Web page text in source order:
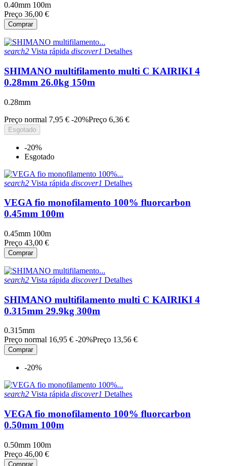
0.40mm 100m
Preço 36,00 €
Comprar
search2 Vista rápida discover1 Detalhes
SHIMANO multifilamento multi C KAIRIKI 4
0.28mm 26.0kg 150m
0.28mm
Preço normal 7,95 € -20%Preço 6,36 €
Esgotado
-20%
Esgotado
search2 Vista rápida discover1 Detalhes
VEGA fio monofilamento 100% fluorcarbon
0.45mm 100m
0.45mm 100m
Preço 43,00 €
Comprar
search2 Vista rápida discover1 Detalhes
SHIMANO multifilamento multi C KAIRIKI 4
0.315mm 29.9kg 300m
0.315mm
Preço normal 16,95 € -20%Preço 13,56 €
Comprar
-20%
search2 Vista rápida discover1 Detalhes
VEGA fio monofilamento 100% fluorcarbon
0.50mm 100m
0.50mm 100m
Preço 46,00 €
Comprar